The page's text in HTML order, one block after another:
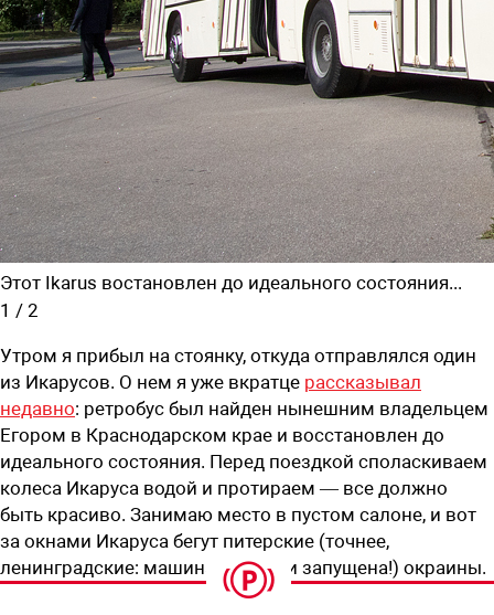
Этот Ikarus востановлен до идеального состояния...
1 / 2
Утром я прибыл на стоянку, откуда отправлялся один
из Икарусов. О нем я уже вкратце рассказывал
недавно: ретробус был найден нынешним владельцем
Егором в Краснодарском крае и восстановлен до
идеального состояния. Перед поездкой споласкиваем
колеса Икаруса водой и протираем — все должно
быть красиво. Занимаю место в пустом салоне, и вот
за окнами Икаруса бегут питерские (точнее,
ленинградские: машина времени запущена!) окраины.